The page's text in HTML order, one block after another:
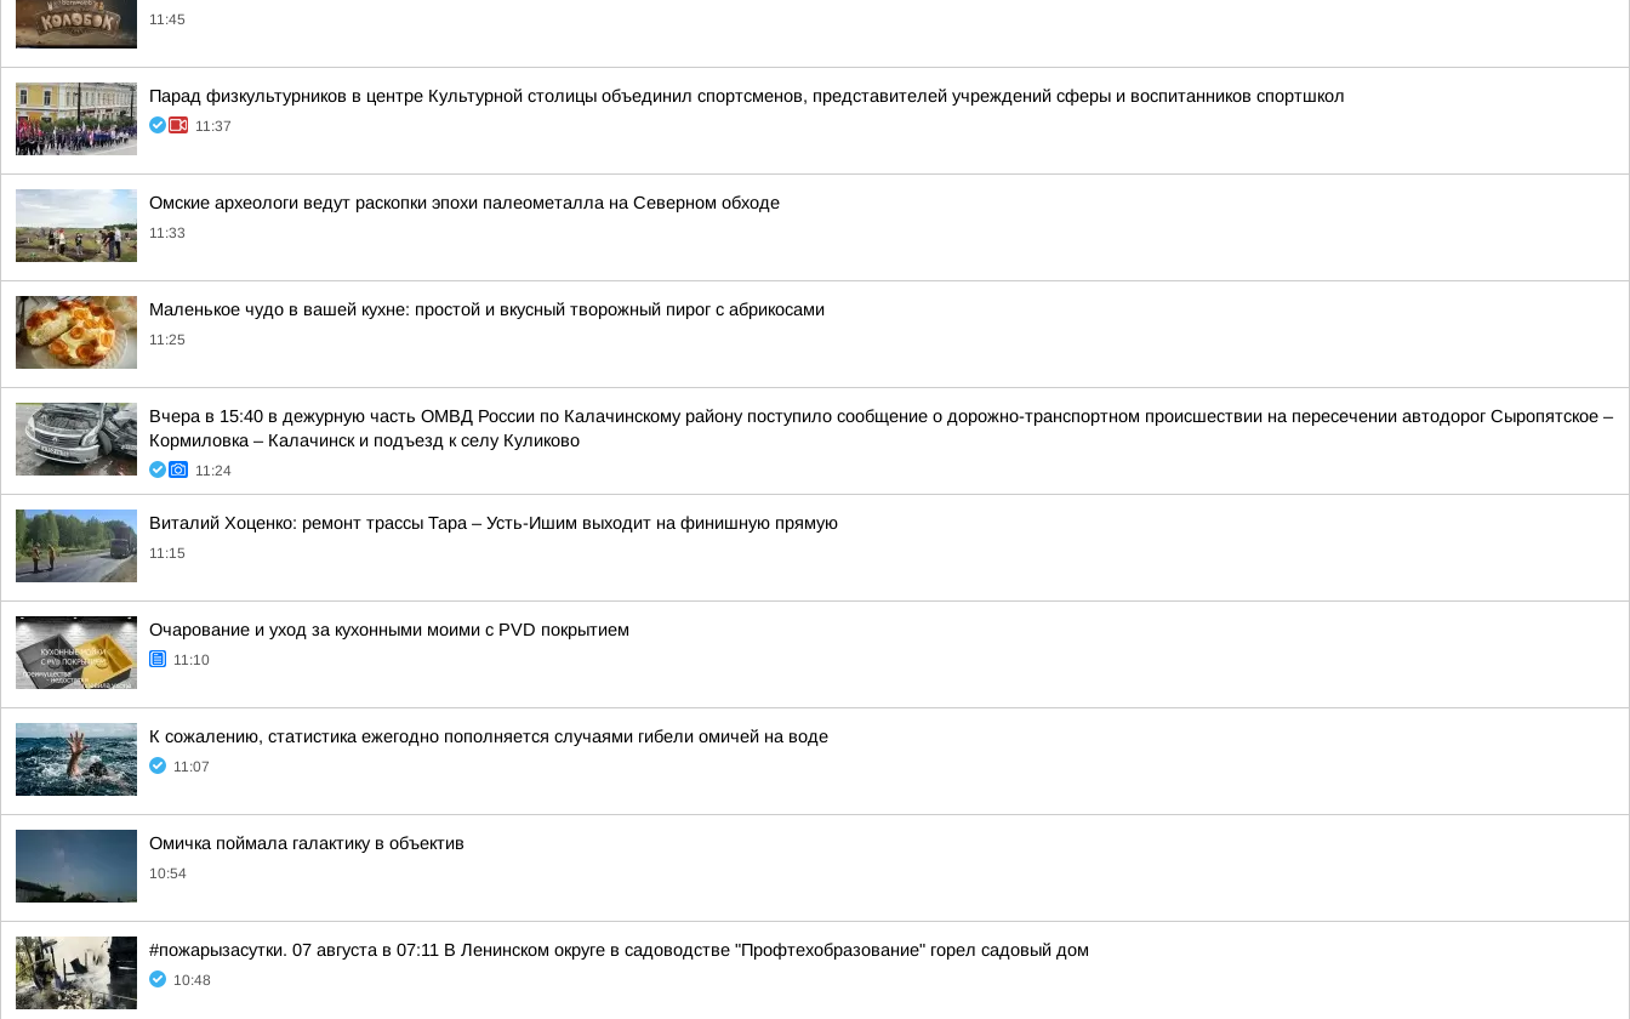
11:45
Парад физкультурников в центре Культурной столицы объединил спортсменов, представителей учреждений сферы и воспитанников спортшкол
11:37
Омские археологи ведут раскопки эпохи палеометалла на Северном обходе
11:33
Маленькое чудо в вашей кухне: простой и вкусный творожный пирог с абрикосами
11:25
Вчера в 15:40 в дежурную часть ОМВД России по Калачинскому району поступило сообщение о дорожно-транспортном происшествии на пересечении автодорог Сыропятское –
Кормиловка – Калачинск и подъезд к селу Куликово
11:24
Виталий Хоценко: ремонт трассы Тара – Усть-Ишим выходит на финишную прямую
11:15
Очарование и уход за кухонными моими с PVD покрытием
11:10
К сожалению, статистика ежегодно пополняется случаями гибели омичей на воде
11:07
Омичка поймала галактику в объектив
10:54
#пожарызасутки. 07 августа в 07:11 В Ленинском округе в садоводстве "Профтехобразование" горел садовый дом
10:48